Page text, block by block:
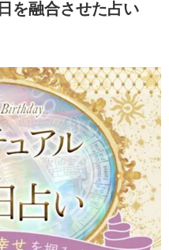
を融合させた占い